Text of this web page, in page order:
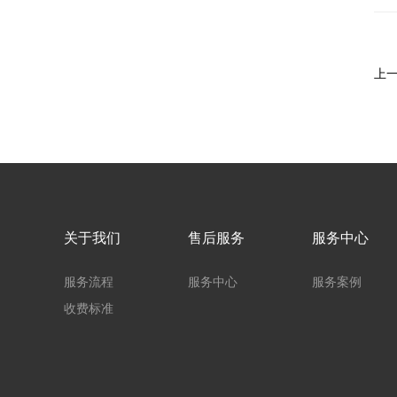
上
关于我们
服务流程
收费标准
售后服务
服务中心
服务中心
服务案例